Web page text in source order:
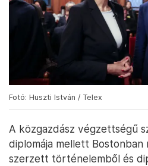
Fotó: Huszti István / Telex
A közgazdász végzettségű
diplomája mellett Bostonban
szerzett történelemből és